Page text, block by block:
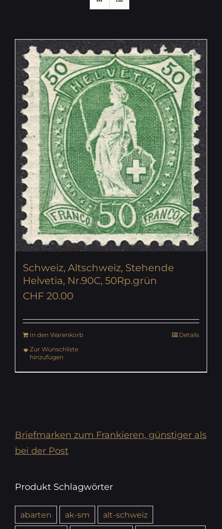
Schweiz, Altschweiz, Stehende
Helvetia, Nr.90C, 50Rp.grün
CHF 20.00
In den Warenkorb
Details
Zur Wunschliste
hinzufügen
Briefmarken zum Frankieren, günstiger als
bei der Post
Produkt Schlagwörter
abarten ak-sm
alt-schweiz